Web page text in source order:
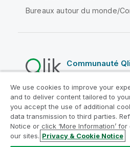
Bureaux autour du monde/
Communauté
Contrats juridiques
Conditions d'utilisation des
Legal Policies
Conditions
Conditions d'utilisation
We use cookies to improve your
and to deliver content tailored to
you accept the use of additional
data transmission to third parties.
Notice or click ‘More Information’
our sites. Privacy & Cookie Notice